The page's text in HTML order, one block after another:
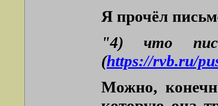
Я прочёл
"4) что
(https://rvb.ru/
Можно,